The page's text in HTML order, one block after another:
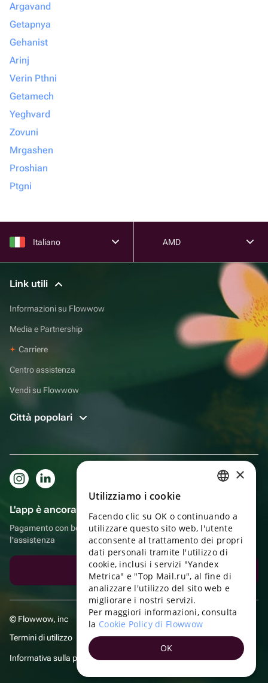
Argavand
Getapnya
Gehanist
Arinj
Verin Pthni
Getamech
Yeghvard
Zovuni
Mrgashen
Proshian
Ptgni
Italiano AMD
Link utili
Informazioni su Flowwow
Media e Partnership
Carriere
Centro assistenza
Vendi su Flowwow
Città popolari
L'app è ancora più comoda!
Pagamento con bonus, autoconsegna, comoda chat con
l'assistenza
Scarica l'app
© Flowwow, inc
Termini di utilizzo
Informativa sulla privacy
ENGLISH
UKRAINIAN
PORTUGUESE
SPANISH
TURKISH
×
Utilizziamo i cookie
Facendo clic su OK o continuando a
utilizzare questo sito web, l'utente
acconsente al trattamento dei propri
dati personali tramite l'utilizzo di
cookie, inclusi i servizi "Yandex
Metrica" e "Top Mail.ru", al fine di
analizzare l'utilizzo del sito web e
migliorare i nostri servizi.
Per maggiori informazioni, consulta
la Cookie Policy di Flowwow
OK